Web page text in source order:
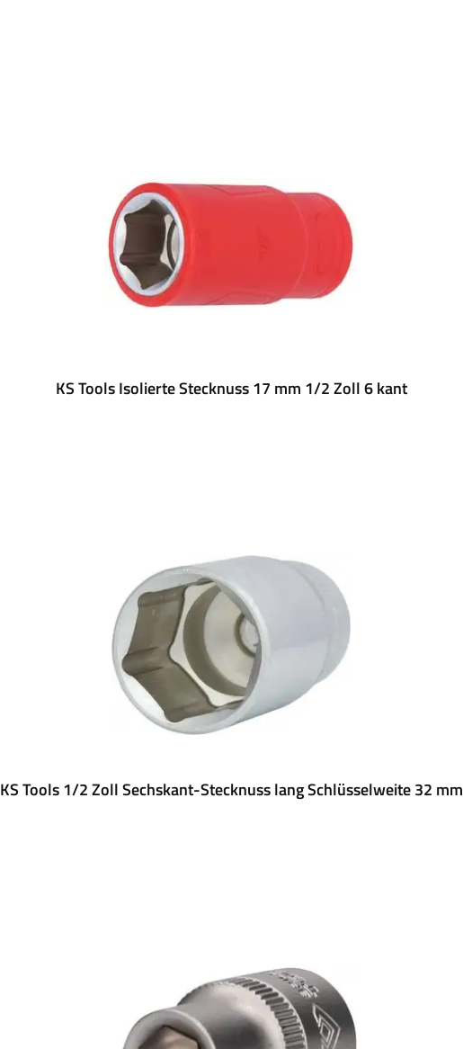
KS Tools Isolierte Stecknuss 17 mm 1/2 Zoll 6 kant
KS Tools 1/2 Zoll Sechskant-Stecknuss lang Schlüsselweite 32 mm